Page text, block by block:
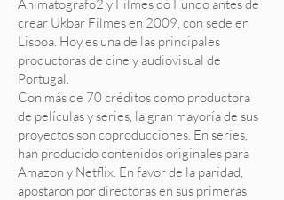
Animatografo2 y Filmes do Fundo antes de
crear Ukbar Filmes en 2009, con sede en
Lisboa. Hoy es una de las principales
productoras de cine y audiovisual de
Portugal.
Con más de 70 créditos como productora
de películas y series, la gran mayoría de sus
proyectos son coproducciones. En series,
han producido contenidos originales para
Amazon y Netflix. En favor de la paridad,
apostaron por directoras en sus primeras